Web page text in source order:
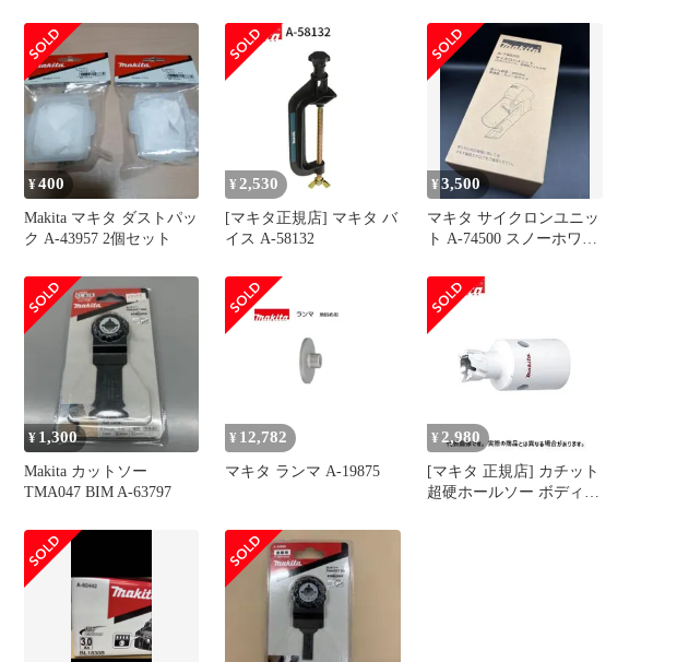
¥400
Makita マキタ ダストパッ
ク A-43957 2個セット
¥ 2,530
[マキタ正規店] マキタ バ
イス A-58132
¥3,500
マキタ サイクロンユニッ
ト A-74500 スノーホワイ
¥ 1,300
Makita カットソー
TMA047 BIM A-63797
¥ 12,782
マキタ ランマ A-19875
¥ 2,980
[マキタ 正規店] カチット
超硬ホールソー ボディの